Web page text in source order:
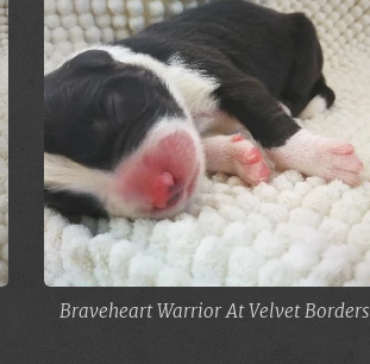
Braveheart Warrior At Velvet Borders